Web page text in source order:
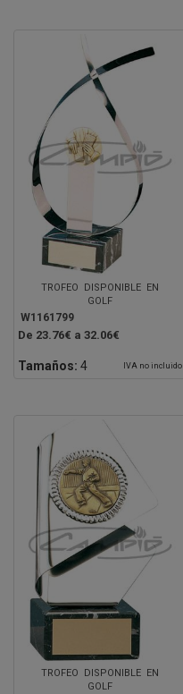
TROFEO DISPONIBLE EN
GOLF
W1161799
De 23.76€ a 32.06€
Tamaños: 4 IVA no incluido
TROFEO DISPONIBLE EN
GOLF